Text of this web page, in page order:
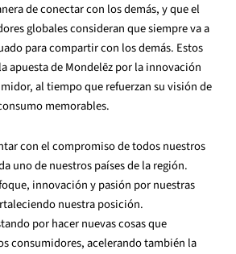
de conectar con los demás, y que el
globales consideran que siempre va a
para compartir con los demás. Estos
apuesta de Mondelēz por la innovación
al tiempo que refuerzan su visión de
memorables.
con el compromiso de todos nuestros
uno de nuestros países de la región.
innovación y pasión por nuestras
nuestra posición.
por hacer nuevas cosas que
consumidores, acelerando también la